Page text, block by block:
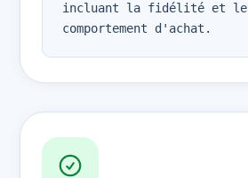
incluant la fidélité et le
comportement d'achat.